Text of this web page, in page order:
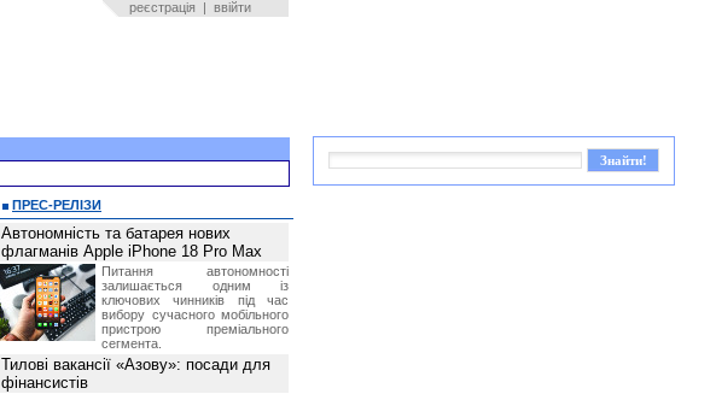
реєстрація | ввійти
ПРЕС-РЕЛІЗИ
Автономність та батарея нових
флагманів Apple iPhone 18 Pro Max
Питання автономності
залишається одним із
ключових чинників під час
вибору сучасного мобільного
пристрою преміального
сегмента.
Тилові вакансії «Азову»: посади для
фінансистів